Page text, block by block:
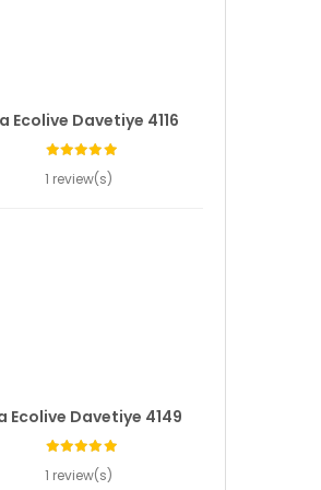
Ecolive Davetiye 4116
1 review(s)
Ecolive Davetiye 4149
1 review(s)